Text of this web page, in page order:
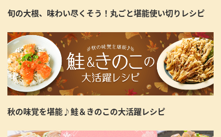
旬の大根、味わい尽くそう！丸ごと堪能使い切りレシピ
秋の味覚を堪能♪鮭＆きのこの大活躍レシピ